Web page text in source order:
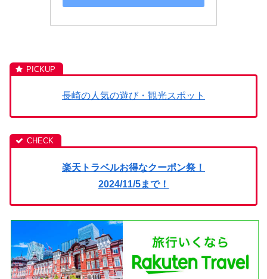
長崎の人気の遊び・観光スポット
楽天トラベルお得なクーポン祭！
2024/11/5まで！